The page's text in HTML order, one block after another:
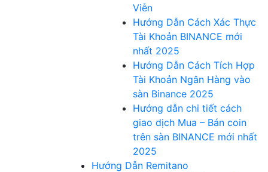
Viễn
Hướng Dẫn Cách Xác Thực
Tài Khoản BINANCE mới
nhất 2025
Hướng Dẫn Cách Tích Hợp
Tài Khoản Ngân Hàng vào
sàn Binance 2025
Hướng dẫn chi tiết cách
giao dịch Mua – Bán coin
trên sàn BINANCE mới nhất
2025
Hướng Dẫn Remitano